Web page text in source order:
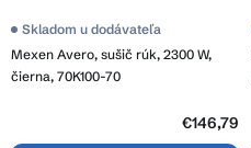
Mexen Avero, sušič rúk, 2300 W,
čierna, 70K100-70
Skladom u dodávateľa
€146,79